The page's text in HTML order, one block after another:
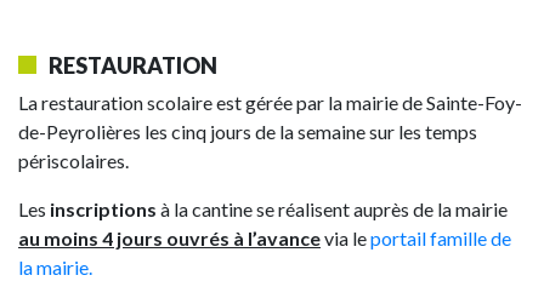
RESTAURATION
La restauration scolaire est gérée par la mairie de Sainte-Foy-
de-Peyrolières les cinq jours de la semaine sur les temps
périscolaires.
Les inscriptions à la cantine se réalisent auprès de la mairie
au moins 4 jours ouvrés à l’avancevia leportail famille de
la mairie.